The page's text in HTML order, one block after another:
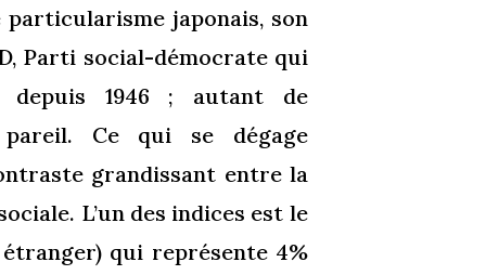
japonais, son
Parti social-démocrate qui
depuis 1946 ; autant de
Ce qui se dégage
grandissant entre la
L’un des indices est le
qui représente 4%